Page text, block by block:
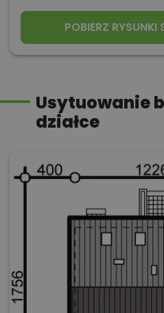
POBIERZ RYSUNKI
Usytuowanie
działce